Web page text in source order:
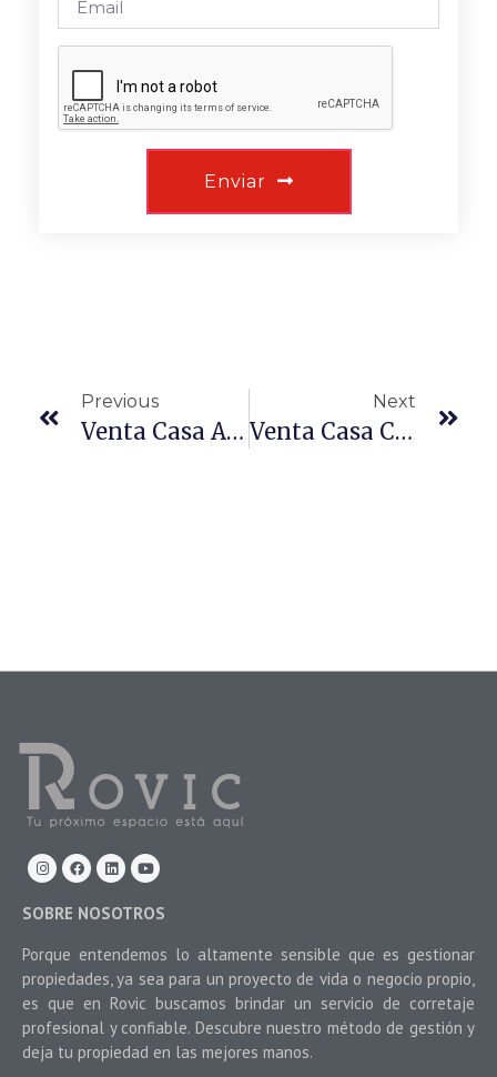
Enviar
Previous
Venta Casa Agua Santa Alto Viña Del Mar
Next
Venta Casa Conchalí 3D 1B Sector La Palmilla
SOBRE NOSOTROS
Porque entendemos lo altamente sensible que es gestionar
propiedades, ya sea para un proyecto de vida o negocio propio,
es que en Rovic buscamos brindar un servicio de corretaje
profesional y confiable. Descubre nuestro método de gestión y
deja tu propiedad en las mejores manos.